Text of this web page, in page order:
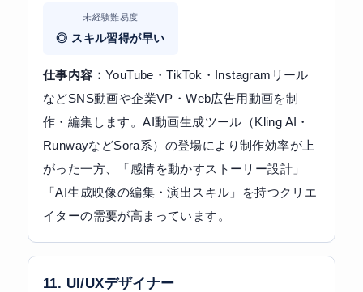
未経験難易度
◎ スキル習得が早い
仕事内容： YouTube・TikTok・Instagramリール
などSNS動画や企業VP・Web広告用動画を制
作・編集します。AI動画生成ツール（Kling AI・
RunwayなどSora系）の登場により制作効率が上
がった一方、「感情を動かすストーリー設計」
「AI生成映像の編集・演出スキル」を持つクリエ
イターの需要が高まっています。
11. UI/UXデザイナー